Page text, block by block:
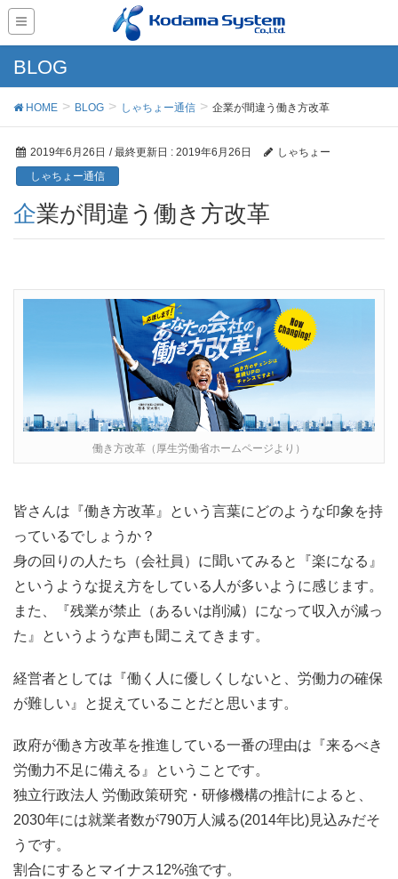
BLOG
HOME BLOG しゃちょー通信 企業が間違う働き方改革
2019年6月26日 / 最終更新日 : 2019年6月26日
しゃちょー
しゃちょー通信
企業が間違う働き方改革
働き方改革（厚生労働省ホームページより）
皆さんは『働き方改革』という言葉にどのような印象を持
っているでしょうか？
身の回りの人たち（会社員）に聞いてみると『楽になる』
というような捉え方をしている人が多いように感じます。
また、『残業が禁止（あるいは削減）になって収入が減っ
た』というような声も聞こえてきます。
経営者としては『働く人に優しくしないと、労働力の確保
が難しい』と捉えていることだと思います。
政府が働き方改革を推進している一番の理由は『来るべき
労働力不足に備える』ということです。
独立行政法人 労働政策研究・研修機構の推計によると、
2030年には就業者数が790万人減る(2014年比)見込みだそ
うです。
割合にするとマイナス12%強です。